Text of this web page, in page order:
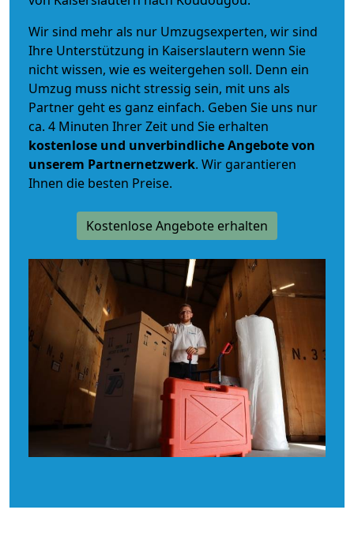
Wir sind mehr als nur Umzugsexperten, wir sind
Ihre Unterstützung in Kaiserslautern wenn Sie
nicht wissen, wie es weitergehen soll. Denn ein
Umzug muss nicht stressig sein, mit uns als
Partner geht es ganz einfach. Geben Sie uns nur
ca. 4 Minuten Ihrer Zeit und Sie erhalten
kostenlose und unverbindlicheAngebote von
unserem Partnernetzwerk. Wir garantieren
Ihnen die besten Preise.
Kostenlose Angebote erhalten